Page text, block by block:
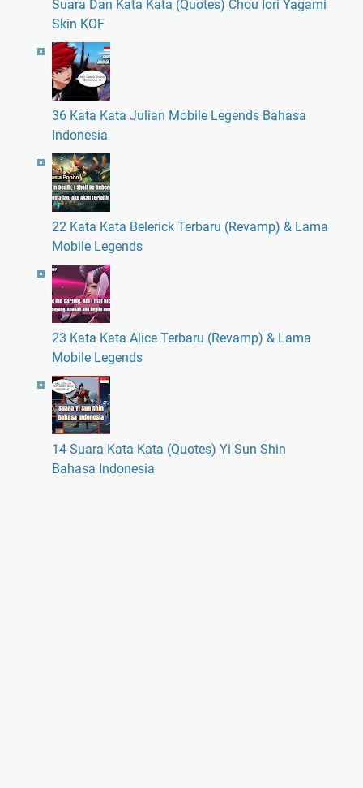
Suara Dan Kata Kata (Quotes) Chou Iori Yagami
Skin KOF
36 Kata Kata Julian Mobile Legends Bahasa
Indonesia
22 Kata Kata Belerick Terbaru (Revamp) & Lama
Mobile Legends
23 Kata Kata Alice Terbaru (Revamp) & Lama
Mobile Legends
14 Suara Kata Kata (Quotes) Yi Sun Shin
Bahasa Indonesia